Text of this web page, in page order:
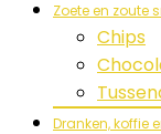
Zoete en zoute
Chips
Dranken, koffie